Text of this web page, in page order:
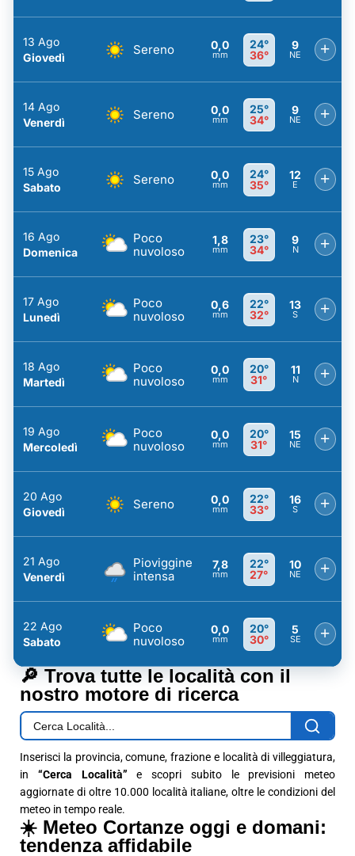
13 Ago
Giovedì
Sereno 0,0
mm
24°
36°
9
NE +
14 Ago
Venerdì
Sereno 0,0
mm
25°
34°
9
NE +
15 Ago
Sabato
Sereno 0,0
mm
24°
35°
12
E +
16 Ago
Domenica
Poco
nuvoloso
1,8
mm
23°
34°
9
N +
17 Ago
Lunedì
Poco
nuvoloso
0,6
mm
22°
32°
13
S +
18 Ago
Martedì
Poco
nuvoloso
0,0
mm
20°
31°
11
N +
19 Ago
Mercoledì
Poco
nuvoloso
0,0
mm
20°
31°
15
NE +
20 Ago
Giovedì
Sereno 0,0
mm
22°
33°
16
S +
21 Ago
Venerdì
Pioviggine
intensa
7,8
mm
22°
27°
10
NE +
22 Ago
Sabato
Poco
nuvoloso
0,0
mm
20°
30°
5
SE +
🔎 Trova tutte le località con il
nostro motore di ricerca
Inserisci la provincia, comune, frazione e località di villeggiatura,
in “Cerca Località” e scopri subito le previsioni meteo
aggiornate di oltre 10.000 località italiane, oltre le condizioni del
meteo in tempo reale.
☀️ Meteo Cortanze oggi e domani:
tendenza affidabile